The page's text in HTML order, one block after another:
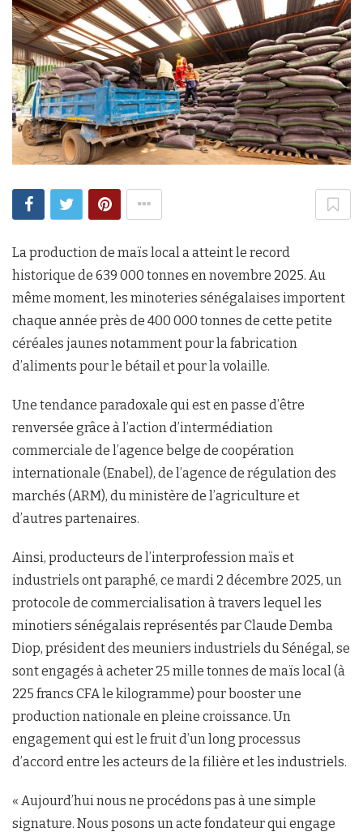
La production de maïs local a atteint le record
historique de 639 000 tonnes en novembre 2025. Au
même moment, les minoteries sénégalaises importent
chaque année près de 400 000 tonnes de cette petite
céréales jaunes notamment pour la fabrication
d’aliments pour le bétail et pour la volaille.
Une tendance paradoxale qui est en passe d’être
renversée grâce à l’action d’intermédiation
commerciale de l’agence belge de coopération
internationale (Enabel), de l’agence de régulation des
marchés (ARM), du ministère de l’agriculture et
d’autres partenaires.
Ainsi, producteurs de l’interprofession maïs et
industriels ont paraphé, ce mardi 2 décembre 2025, un
protocole de commercialisation à travers lequel les
minotiers sénégalais représentés par Claude Demba
Diop, président des meuniers industriels du Sénégal, se
sont engagés à acheter 25 mille tonnes de maïs local (à
225 francs CFA le kilogramme) pour booster une
production nationale en pleine croissance. Un
engagement qui est le fruit d’un long processus
d’accord entre les acteurs de la filière et les industriels.
« Aujourd’hui nous ne procédons pas à une simple
signature. Nous posons un acte fondateur qui engage